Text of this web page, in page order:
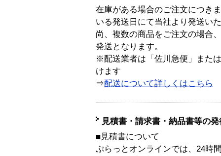
在庫がある場合のご注文につき
いる発送日にて当社より発送い
尚、複数の商品をご注文の場合
発送となります。
※配送業者は「佐川急便」また
けます
⇒配送について詳しくはこちら
見積書・請求書・納品書等の
■見積書について
ぷらっとオンラインでは、24時